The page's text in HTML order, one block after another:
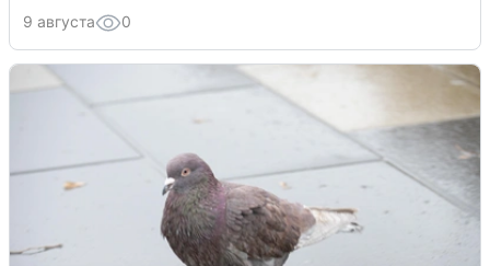
9 августа 0